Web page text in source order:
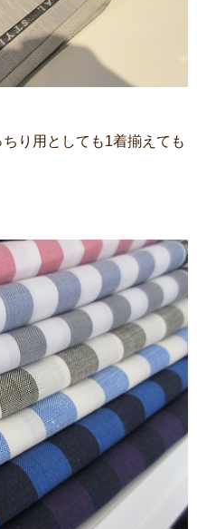
り用としても1着揃えても